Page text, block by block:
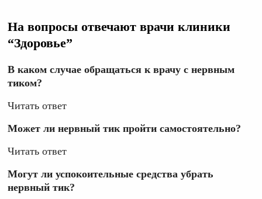
На вопросы отвечают врачи клиники
“Здоровье”
В каком случае обращаться к врачу с нервным
тиком?
Читать ответ
Может ли нервный тик пройти самостоятельно?
Читать ответ
Могут ли успокоительные средства убрать
нервный тик?